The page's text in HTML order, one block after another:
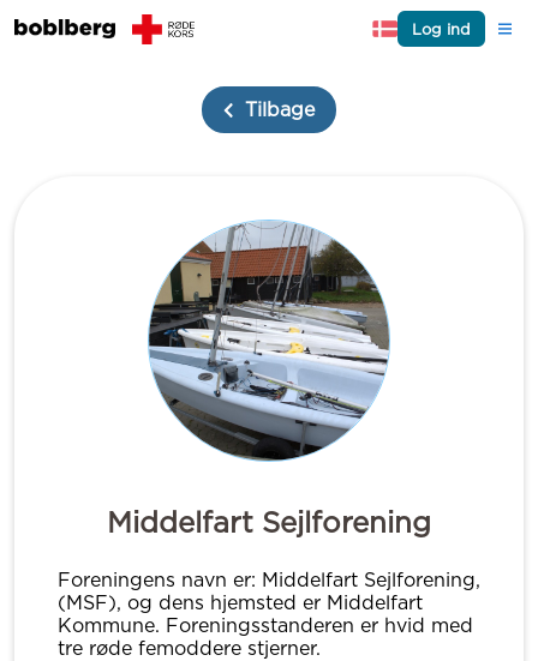
Log ind
Tilbage
Middelfart Sejlforening
Foreningens navn er: Middelfart Sejlforening,
(MSF), og dens hjemsted er Middelfart
Kommune. Foreningsstanderen er hvid med
tre røde femoddere stjerner.